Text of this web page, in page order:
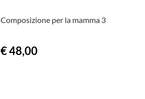
Composizione per la mamma 3
€ 48,00